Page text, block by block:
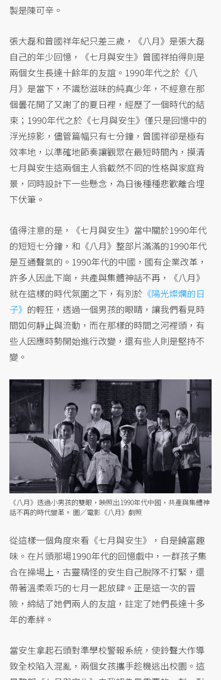
製是陳可辛。
張大磊和曾國祥年紀只差三歲，《八月》是張大磊
自己的年少回憶，《七月與安生》曾國祥拍得則是
兩個女生長達十餘年的友誼。1990年代之於《八
月》是當下，不識愁滋味的純真少年，不經意在那
個曇花開了又謝了的夏日裡，經歷了一個時代的結
束；1990年代之於《七月與安生》僅只是回憶中的
浮光掠影，儘管篇幅只有七分鐘，曾國祥卻是極有
效率地，以準確地節奏讓觀眾在最短時間內，摸清
七月與安生這兩個主人翁截然不同的性格與家庭背
景，同時設計下一些懸念，為日後種種悲歡離合埋
下伏筆。
值得注意的是，《七月與安生》當中關於1990年代
的短短七分鐘，和《八月》整部片滿滿的1990年代
是互通聲氣的。1990年代的中國，國有企業改革，
許多人因此下崗，共產與集體神話不再，《八月》
就在這樣的時代氛圍之下，有別於 《陽光燦爛的日
子》 的輕狂，透過一個男孩的眼睛，讓我們看見時
間如何靜止與流動，而在那樣的時間之河裡頭，有
些人因應時勢開始進行改變，還有些人則是堅持不
變。
《八月》透過小男孩的雙眼，映照出1990年代中國，共產與集體神
話不再的時代變革。 圖／電影《八月》劇照
從這樣一個角度來看《七月與安生》，自是饒富趣
味。在片頭那場1990年代的回憶戲中，一群孩子集
合在操場上，古靈精怪的安生自己脫隊不打緊，還
帶著溫柔乖巧的七月一起放肆。正是這一次的冒
險，締結了她們兩人的友誼，註定了她們長達十多
年的牽絆。
當安生拿起石頭對準學校警報系統，使鈴聲大作導
致全校陷入混亂，兩個女孩攜手趁機逃出校園。這